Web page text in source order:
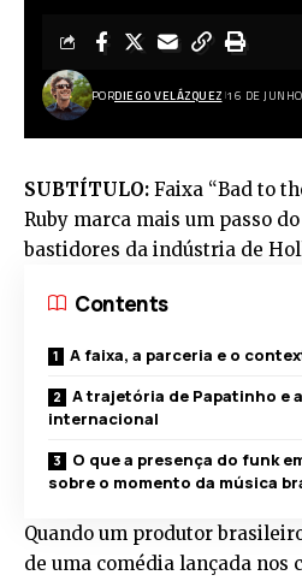
PORDIEGO VELÁZQUEZ 16 DE
SUBTÍTULO: Faixa “Bad to
Ruby marca mais um passo
bastidores da indústria de
Contents
A faixa, a parceria e o
A trajetória de Papatinho e
internacional
O que a presença do funk
sobre o momento da música
Quando um produtor
de uma comédia lançada nos